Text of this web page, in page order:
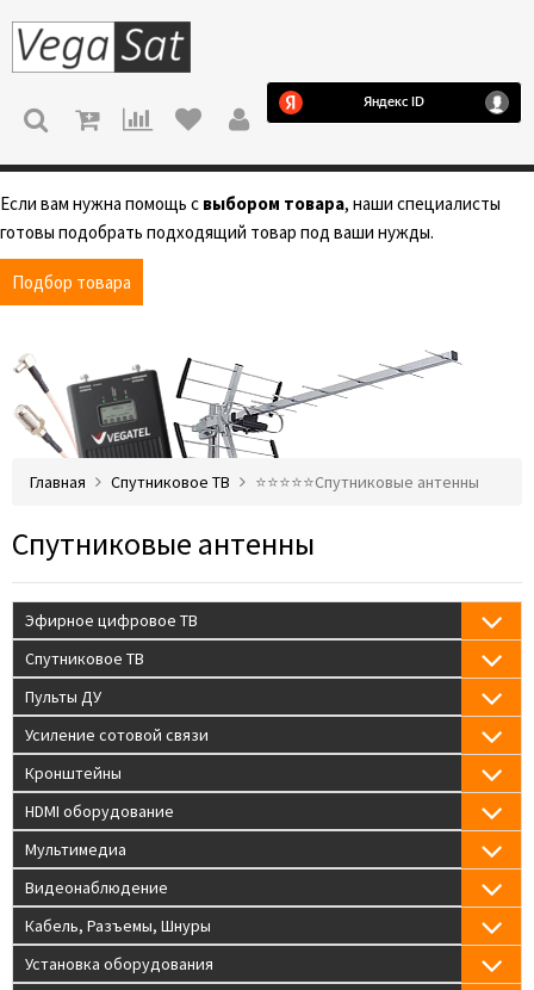
МЕНЮ
Если вам нужна помощь с выбором товара, наши специалисты
готовы подобрать подходящий товар под ваши нужды.
Подбор товара
Главная Спутниковое ТВ ⭐️⭐️⭐️⭐️⭐️Спутниковые антенны
Спутниковые антенны
Эфирное цифровое ТВ
Спутниковое ТВ
Пульты ДУ
Усиление сотовой связи
Кронштейны
HDMI оборудование
Мультимедиа
Видеонаблюдение
Кабель, Разъемы, Шнуры
Установка оборудования